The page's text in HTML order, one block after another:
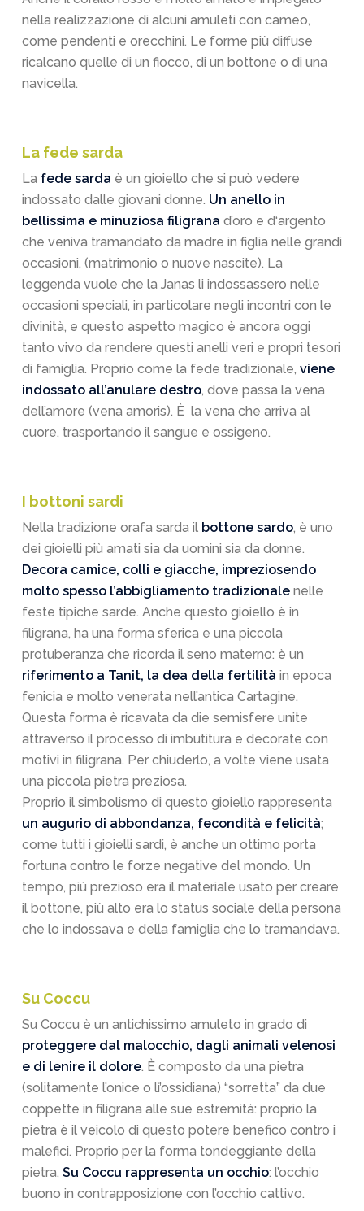
nella realizzazione di alcuni amuleti con cameo,
come pendenti e orecchini. Le forme più diffuse
ricalcano quelle di un fiocco, di un bottone o di una
navicella.
La fede sarda
La fede sarda è un gioiello che si può vedere
indossato dalle giovani donne. Un anello in
bellissima e minuziosa filigrana d’oro e d‘argento
che veniva tramandato da madre in figlia nelle grandi
occasioni, (matrimonio o nuove nascite). La
leggenda vuole che la Janas li indossassero nelle
occasioni speciali, in particolare negli incontri con le
divinità, e questo aspetto magico è ancora oggi
tanto vivo da rendere questi anelli veri e propri tesori
di famiglia. Proprio come la fede tradizionale, viene
indossato all’anulare destro, dove passa la vena
dell’amore (vena amoris). È la vena che arriva al
cuore, trasportando il sangue e ossigeno.
I bottoni sardi
Nella tradizione orafa sarda il bottone sardo, è uno
dei gioielli più amati sia da uomini sia da donne.
Decora camice, colli e giacche, impreziosendo
molto spesso l’abbigliamento tradizionale nelle
feste tipiche sarde. Anche questo gioiello è in
filigrana, ha una forma sferica e una piccola
protuberanza che ricorda il seno materno: è un
riferimento a Tanit, la dea della fertilità in epoca
fenicia e molto venerata nell’antica Cartagine.
Questa forma è ricavata da die semisfere unite
attraverso il processo di imbutitura e decorate con
motivi in filigrana. Per chiuderlo, a volte viene usata
una piccola pietra preziosa.
Proprio il simbolismo di questo gioiello rappresenta
un augurio di abbondanza, fecondità e felicità;
come tutti i gioielli sardi, è anche un ottimo porta
fortuna contro le forze negative del mondo. Un
tempo, più prezioso era il materiale usato per creare
il bottone, più alto era lo status sociale della persona
che lo indossava e della famiglia che lo tramandava.
Su Coccu
Su Coccu è un antichissimo amuleto in grado di
proteggere dal malocchio, dagli animali velenosi
e di lenire il dolore. È composto da una pietra
(solitamente l’onice o lì’ossidiana) “sorretta” da due
coppette in filigrana alle sue estremità: proprio la
pietra è il veicolo di questo potere benefico contro i
malefici. Proprio per la forma tondeggiante della
pietra, Su Coccu rappresenta un occhio: l’occhio
buono in contrapposizione con l’occhio cattivo.